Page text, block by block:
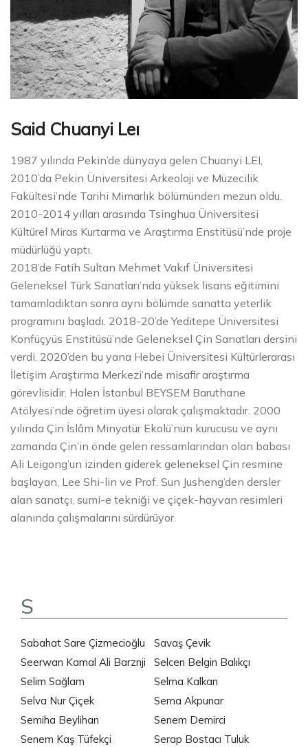
Said Chuanyi Leı
1987 yılında Pekin’de dünyaya gelen Chuanyi LEI,
2010’da Pekin Üniversitesi Arkeoloji ve Müzecilik
Fakültesi’nde Tarihi Mimarlık bölümünden mezun oldu.
2010-2014 yılları arasında Tsinghua Üniversitesi
Kültürel Miras Kurtarma ve Araştırma Enstitüsü’nde proje
müdürlüğü yaptı.
2018’de Fatih Sultan Mehmet Vakıf Üniversitesi
Geleneksel Türk Sanatları’nda yüksek lisans eğitimini
tamamladıktan sonra aynı bölümde sanatta yeterlik
programını başladı. 2018-20’de Yeditepe Üniversitesi
Konfüçyüs Enstitüsü’nde Geleneksel Çin Sanatları dersini
verdi. 2020’den bu yana Hebei Üniversitesi Kültürlerarası
İletişim Araştırma Merkezi’nde misafir araştırma
görevlisidir. Halen İstanbul BEYSEM Baruthane
Atölyesi’nde öğretim üyesi olarak çalışmaktadır. 2000
yılında Çin İslâm Minyatür Ekolü’nün kurucusu ve aynı
zamanda Çin’in önde gelen ressamlarından olan babası
Ali Leigong’un izinden giderek geleneksel Çin resmine
başlayan, Lee Shi-lin ve Prof. Sun Jusheng’den dersler
alan sanatçı, sumi-e tekniği ve çiçek-hayvan resimleri
alanında çalışmalarını sürdürüyor.
S
Sabahat Sare Çizmecioğlu
Savaş Çevik
Seerwan Kamal Ali Barznji
Selcen Belgin Balıkçı
Selim Sağlam
Selma Kalkan
Selva Nur Çiçek
Sema Akpunar
Semiha Beylihan
Senem Demirci
Senem Kaş Tüfekçi
Serap Bostacı Tuluk